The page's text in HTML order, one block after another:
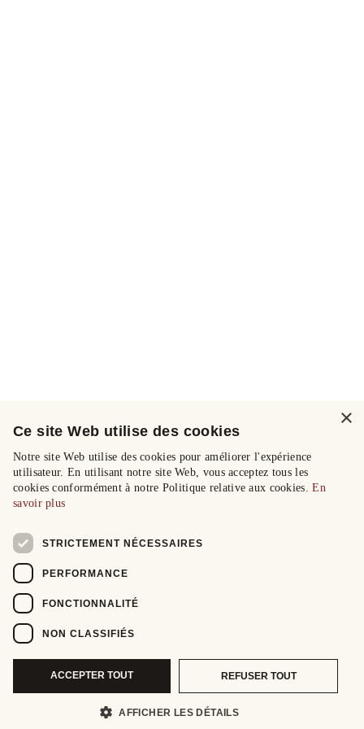
×
Ce site Web utilise des cookies
Notre site Web utilise des cookies pour améliorer l'expérience
utilisateur. En utilisant notre site Web, vous acceptez tous les
cookies conformément à notre Politique relative aux cookies.En
savoir plus
STRICTEMENT NÉCESSAIRES
PERFORMANCE
FONCTIONNALITÉ
NON CLASSIFIÉS
ACCEPTER TOUT REFUSER TOUT
AFFICHER LES DÉTAILS